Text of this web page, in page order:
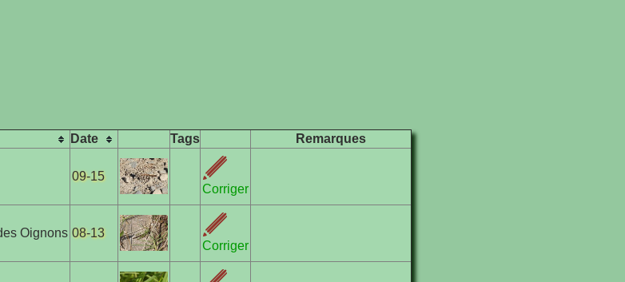
Date Tags
Remarques
09-15
Corriger
Oignons 08-13
Corriger